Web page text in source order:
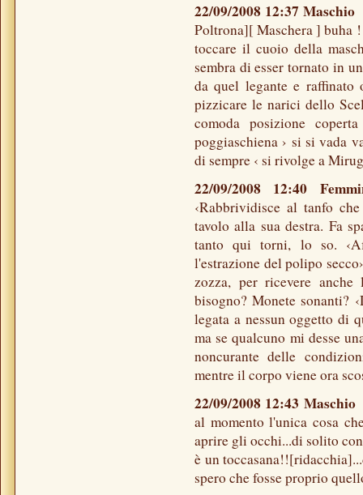
22/09/2008 12:37
Poltrona][ Maschera ] buha
toccare il cuoio della
sembra di esser tornato in
da quel legante e raffinato
pizzicare le narici dello
comoda posizione
poggiaschiena › si si vada
di sempre ‹ si rivolge a
22/09/2008 12:40
‹Rabbrividisce al tanfo
tavolo alla sua destra. Fa
tanto qui torni, lo so.
l'estrazione del polipo
zozza, per ricevere
bisogno? Monete sonanti?
legata a nessun oggetto di
ma se qualcuno mi desse
noncurante delle
mentre il corpo viene ora
22/09/2008 12:43
al momento l'unica cosa
aprire gli occhi...di solito
è un
spero che fosse proprio